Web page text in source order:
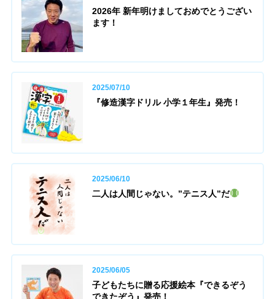
2026年 新年明けましておめでとうござい
ます！
2025/07/10
『修造漢字ドリル 小学１年生』発売！
2025/06/10
二人は人間じゃない。”テニス人”だ
2025/06/05
子どもたちに贈る応援絵本『できるぞう
できたぞう』発売！